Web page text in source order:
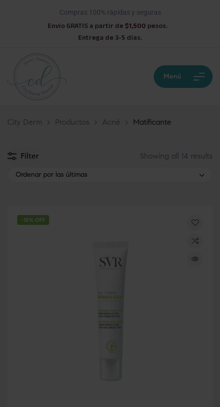
Compras 100% rápidas y seguras
Envío GRATIS a partir de $1,500 pesos.
Entrega de 3-5 días.
Menú
City Derm > Productos > Acné > Matificante
Filter Showing all 14 results
Ordenar por las últimas
-10% OFF